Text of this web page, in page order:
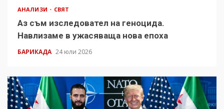
АНАЛИЗИ СВЯТ
Аз съм изследовател на геноцида.
Навлизаме в ужасяваща нова епоха
БАРИКАДА 24 юли 2026